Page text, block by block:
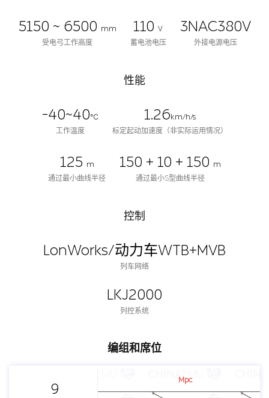
5150 ~ 6500 mm
受电弓工作高度
110 V
蓄电池电压
3NAC380V
外接电源电压
性能
-40~40℃
工作温度
1.26km/h/s
标定起动加速度（非实际运用情况）
125 m
通过最小曲线半径
150 + 10 + 150 m
通过最小S型曲线半径
控制
LonWorks/动力车WTB+MVB
列车网络
LKJ2000
列控系统
编组和席位
9
Mpc